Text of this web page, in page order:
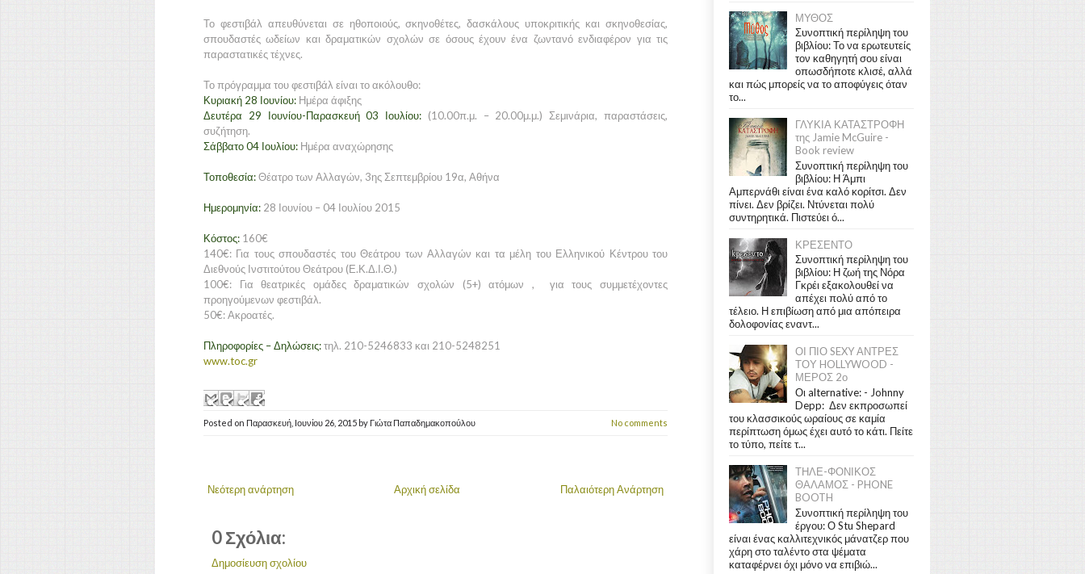
Το φεστιβάλ απευθύνεται σε ηθοποιούς, σκηνοθέτες, δασκάλους υποκριτικής και σκηνοθεσίας,
σπουδαστές ωδείων και δραματικών σχολών σε όσους έχουν ένα ζωντανό ενδιαφέρον για τις
παραστατικές τέχνες.
Το πρόγραμμα του φεστιβάλ είναι το ακόλουθο:
Κυριακή 28 Ιουνίου: Ημέρα άφιξης
Δευτέρα 29 Ιουνίου-Παρασκευή 03 Ιουλίου: (10.00π.μ. – 20.00μ.μ.) Σεμινάρια, παραστάσεις,
συζήτηση.
Σάββατο 04 Ιουλίου: Ημέρα αναχώρησης
Τοποθεσία:Θέατρο των Αλλαγών, 3ης Σεπτεμβρίου 19α, Αθήνα
Ημερομηνία: 28 Ιουνίου – 04 Ιουλίου 2015
Κόστος: 160€
140€: Για τους σπουδαστές του Θεάτρου των Αλλαγών και τα μέλη του Ελληνικού Κέντρου του
Διεθνούς Ινστιτούτου Θεάτρου (Ε.Κ.Δ.Ι.Θ.)
100€: Για θεατρικές ομάδες δραματικών σχολών (5+) ατόμων , για τους συμμετέχοντες
προηγούμενων φεστιβάλ.
50€: Ακροατές.
Πληροφορίες – Δηλώσεις:τηλ. 210-5246833 και 210-5248251
www.toc.gr
Posted on Παρασκευή, Ιουνίου 26, 2015 by Γιώτα Παπαδημακοπούλου No comments
Νεότερη ανάρτηση Παλαιότερη Ανάρτηση
Αρχική σελίδα
0 Σχόλια:
Δημοσίευση σχολίου
ΜΥΘΟΣ
Συνοπτική περίληψη του
βιβλίου: Το να ερωτευτείς
τον καθηγητή σου είναι
οπωσδήποτε κλισέ, αλλά
και πώς μπορείς να το αποφύγεις όταν
το...
ΓΛΥΚΙΑ ΚΑΤΑΣΤΡΟΦΗ
της Jamie McGuire -
Book review
Συνοπτική περίληψη του
βιβλίου: Η Άμπι
Αμπερνάθι είναι ένα καλό κορίτσι. Δεν
πίνει. Δεν βρίζει. Ντύνεται πολύ
συντηρητικά. Πιστεύει ό...
ΚΡΕΣΕΝΤΟ
Συνοπτική περίληψη του
βιβλίου: Η ζωή της Νόρα
Γκρέι εξακολουθεί να
απέχει πολύ από το
τέλειο. Η επιβίωση από μια απόπειρα
δολοφονίας εναντ...
ΟΙ ΠΙΟ SEXY ΑΝΤΡΕΣ
ΤΟΥ HOLLYWOOD -
ΜΕΡΟΣ 2ο
Οι alternative: - Johnny
Depp: Δεν εκπροσωπεί
του κλασσικούς ωραίους σε καμία
περίπτωση όμως έχει αυτό το κάτι. Πείτε
το τύπο, πείτε τ...
ΤΗΛΕ-ΦΟΝΙΚΟΣ
ΘΑΛΑΜΟΣ - PHONE
BOOTH
Συνοπτική περίληψη του
έργου: Ο Stu Shepard
είναι ένας καλλιτεχνικός μάνατζερ που
χάρη στο ταλέντο στα ψέματα
καταφέρνει όχι μόνο να επιβιώ...